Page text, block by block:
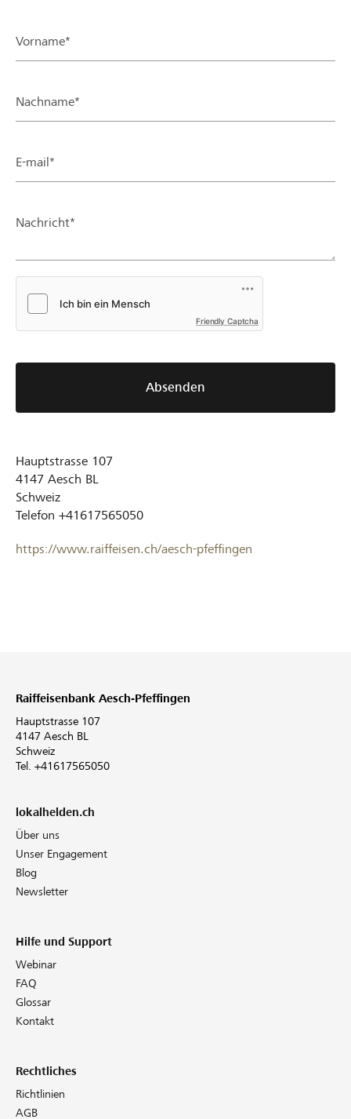
Vorname*
Nachname*
E-mail*
Nachricht*
Friendly Captcha
Absenden
Hauptstrasse 107
4147 Aesch BL
Schweiz
Telefon +41617565050
https://www.raiffeisen.ch/aesch-pfeffingen
Raiffeisenbank Aesch-Pfeffingen
Hauptstrasse 107
4147 Aesch BL
Schweiz
Tel. +41617565050
lokalhelden.ch
Über uns
Unser Engagement
Blog
Newsletter
Hilfe und Support
Webinar
FAQ
Glossar
Kontakt
Rechtliches
Richtlinien
AGB